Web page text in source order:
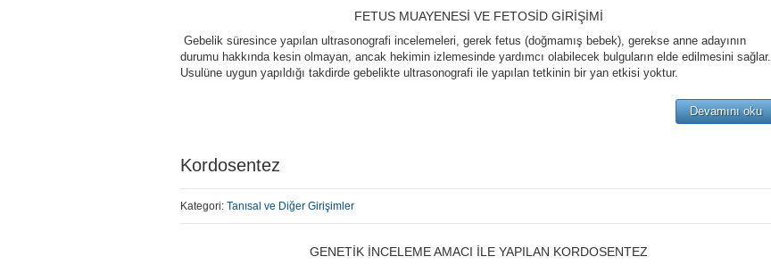
FETUS MUAYENESİ VE FETOSİD GİRİŞİMİ
Gebelik süresince yapılan ultrasonografi incelemeleri, gerek fetus (doğmamış bebek), gerekse anne adayının
durumu hakkında kesin olmayan, ancak hekimin izlemesinde yardımcı olabilecek bulguların elde edilmesini sağlar.
Usulüne uygun yapıldığı takdirde gebelikte ultrasonografi ile yapılan tetkinin bir yan etkisi yoktur.
Devamını oku
Kordosentez
Kategori: Tanısal ve Diğer Girişimler
GENETİK İNCELEME AMACI İLE YAPILAN KORDOSENTEZ